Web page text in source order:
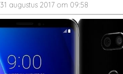
31 augustus 2017 om 09:58